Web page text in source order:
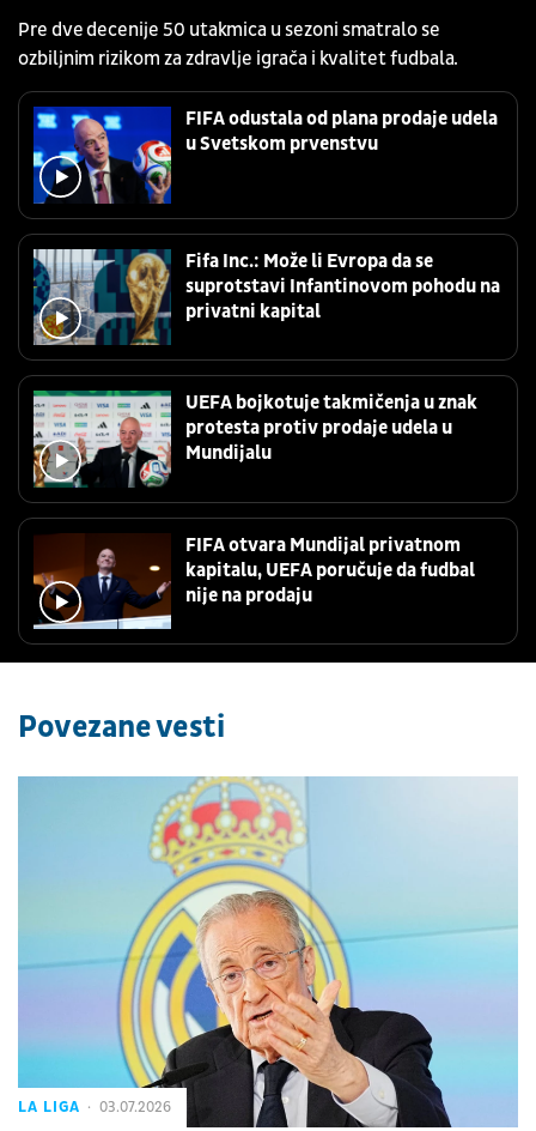
Pre dve decenije 50 utakmica u sezoni smatralo se
ozbiljnim rizikom za zdravlje igrača i kvalitet fudbala.
FIFA odustala od plana prodaje udela
u Svetskom prvenstvu
Fifa Inc.: Može li Evropa da se
suprotstavi Infantinovom pohodu na
privatni kapital
UEFA bojkotuje takmičenja u znak
protesta protiv prodaje udela u
Mundijalu
FIFA otvara Mundijal privatnom
kapitalu, UEFA poručuje da fudbal
nije na prodaju
Povezane vesti
LA LIGA 03.07.2026